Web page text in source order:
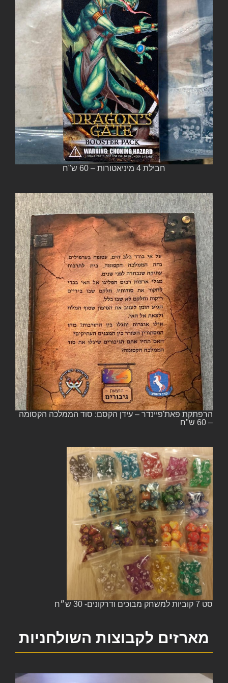
חבילת 4 מיניאטורות – 60 ש"ח
הרפתקת פאת'פיינדר – עידן הקסם: סוד הממלכה הקסומה
– 60 ש"ח
סט 7 קוביות למשחק מבוכים ודרקונים- 30 ש״ח
מארזים לקבוצות השולחניות